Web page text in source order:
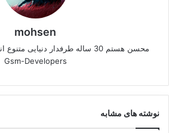
mohsen
محسن هستم 30 ساله طرفدار دنیایی
Gsm-Developers
نوشته های مشابه